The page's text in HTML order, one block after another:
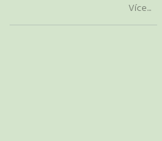
Více...